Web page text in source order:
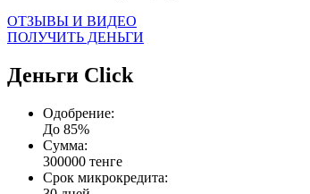
ОТЗЫВЫ И ВИДЕО
ПОЛУЧИТЬ ДЕНЬГИ
Деньги Сlick
Одобрение:
До 85%
Сумма:
300000 тенге
Срок микрокредита: